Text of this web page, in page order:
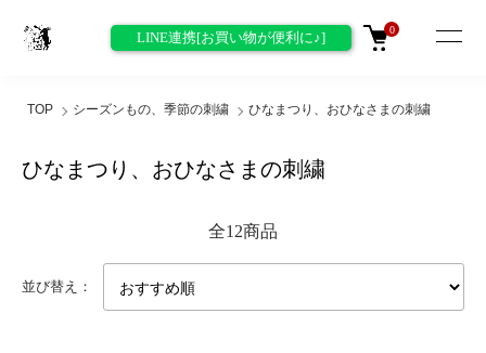
LINE連携[お買い物が便利に♪] 0
TOP シーズンもの、季節の刺繍 ひなまつり、おひなさまの刺繍
ひなまつり、おひなさまの刺繍
全12商品
並び替え：